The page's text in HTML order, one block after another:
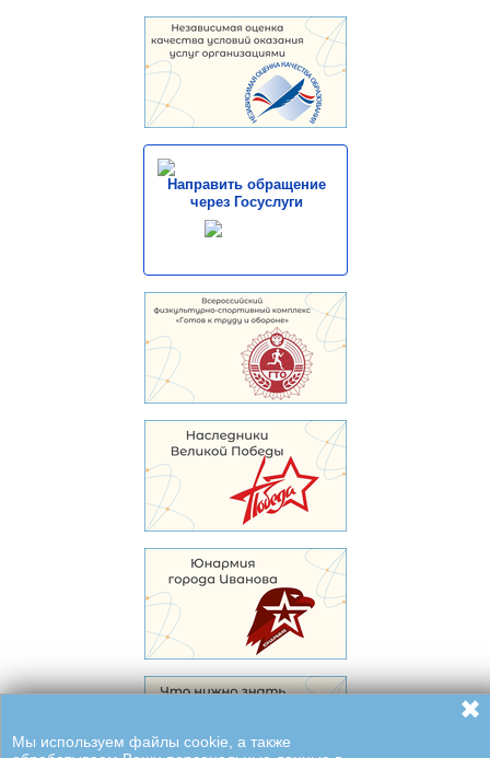
Направить обращение
через Госуслуги
Мы используем файлы cookie, а также
✖